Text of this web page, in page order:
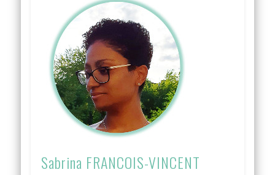
Sabrina FRANCOIS-VINCENT